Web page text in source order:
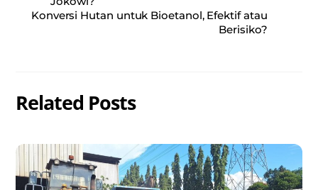
Konversi Hutan untuk Bioetanol, Efektif atau
Berisiko?
Related Posts